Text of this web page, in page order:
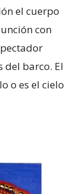
el cuerpo
con
del barco. El
o es el cielo